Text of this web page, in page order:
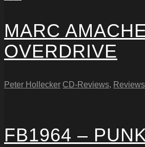
MARC
OVERDRIVE
Peter Hollecker CD-Reviews, Reviews
FB1964 –